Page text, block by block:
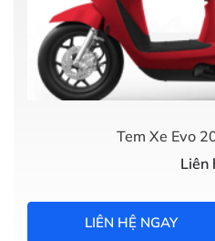
Tem Xe Evo
Liên
LIÊN HỆ NGAY